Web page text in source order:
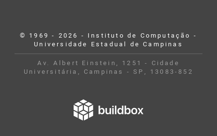
© 1969 - 2026 - Instituto de Computação -
Universidade Estadual de Campinas
Av. Albert Einstein, 1251 - Cidade
Universitária, Campinas - SP, 13083-852